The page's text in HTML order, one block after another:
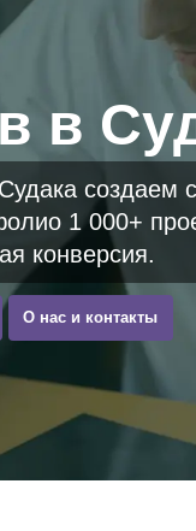
в
создаем
1 000+
конверсия.
О нас и контакты